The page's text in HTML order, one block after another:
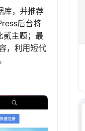
库，并推荐
后台将
贰主题；最
，利用短代